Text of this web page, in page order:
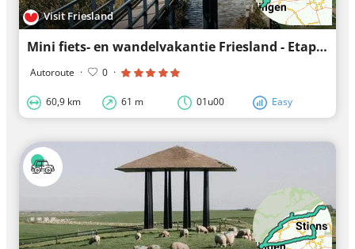
Visit Friesland
Mini fiets- en wandelvakantie Friesland - Etappe 1
Autoroute · 0 ·
60,9 km 61 m 01u00 Easy